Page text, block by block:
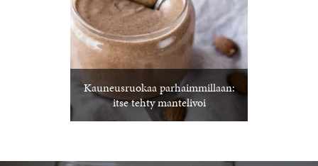
Kauneusruokaa parhaimmillaan:
itse tehty mantelivoi